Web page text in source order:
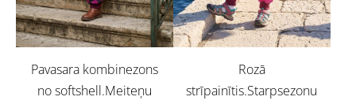
Pavasara kombinezons
no softshell.Meiteņu
Rozā
strīpainītis.Starpsezonu